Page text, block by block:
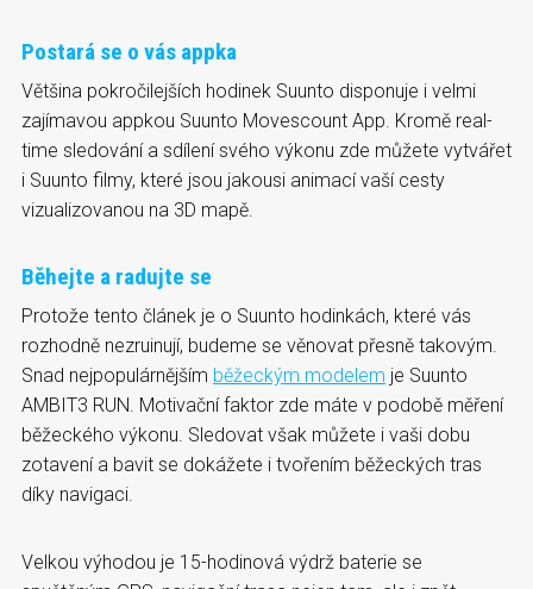
Postará se o vás appka
Většina pokročilejších hodinek Suunto disponuje i velmi
zajímavou appkou Suunto Movescount App. Kromě real-
time sledování a sdílení svého výkonu zde můžete vytvářet
i Suunto filmy, které jsou jakousi animací vaší cesty
vizualizovanou na 3D mapě.
Běhejte a radujte se
Protože tento článek je o Suunto hodinkách, které vás
rozhodně nezruinují, budeme se věnovat přesně takovým.
Snad nejpopulárnějším běžeckým modelem je Suunto
AMBIT3 RUN. Motivační faktor zde máte v podobě měření
běžeckého výkonu. Sledovat však můžete i vaši dobu
zotavení a bavit se dokážete i tvořením běžeckých tras
díky navigaci.
Velkou výhodou je 15-hodinová výdrž baterie se